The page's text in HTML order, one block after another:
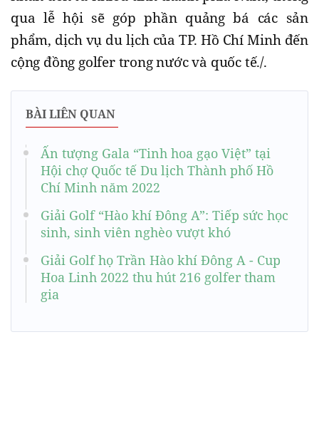
qua lễ hội sẽ góp phần quảng bá các sản
phẩm, dịch vụ du lịch của TP. Hồ Chí Minh đến
cộng đồng golfer trong nước và quốc tế./.
BÀI LIÊN QUAN
Ấn tượng Gala “Tinh hoa gạo Việt” tại
Hội chợ Quốc tế Du lịch Thành phố Hồ
Chí Minh năm 2022
Giải Golf “Hào khí Đông A”: Tiếp sức học
sinh, sinh viên nghèo vượt khó
Giải Golf họ Trần Hào khí Đông A - Cup
Hoa Linh 2022 thu hút 216 golfer tham
gia